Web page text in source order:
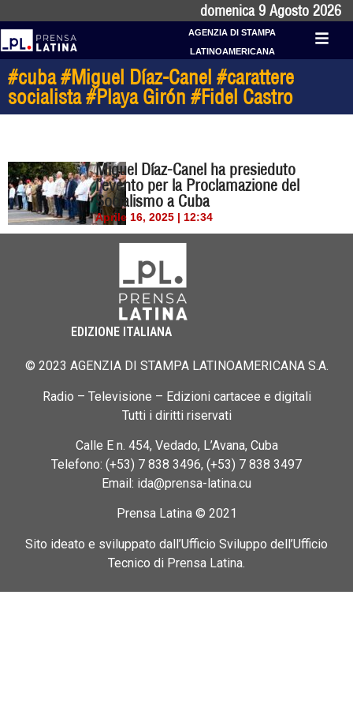
domenica 9 Agosto 2026
AGENZIA DI STAMPA
LATINOAMERICANA
#cuba #Miguel Díaz-Canel #carattere
socialista #Playa Girón #Fidel Castro
Miguel Díaz-Canel ha presieduto
l’evento per la Proclamazione del
Socialismo a Cuba
Aprile 16, 2025 | 12:34
EDIZIONE ITALIANA
© 2023 AGENZIA DI STAMPA LATINOAMERICANA S.A.
Radio – Televisione – Edizioni cartacee e digitali
Tutti i diritti riservati
Calle E n. 454, Vedado, L’Avana, Cuba
Telefono: (+53) 7 838 3496, (+53) 7 838 3497
Email: ida@prensa-latina.cu
Prensa Latina © 2021
Sito ideato e sviluppato dall’Ufficio Sviluppo dell’Ufficio
Tecnico di Prensa Latina.